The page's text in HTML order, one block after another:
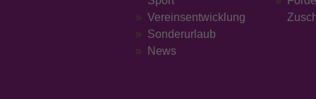
Vereinsentwicklung
Sonderurlaub
News